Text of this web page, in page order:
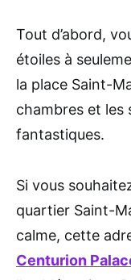
Tout d’abord,
étoiles à
la place Saint-
chambres et les
fantastiques.
Si vous
quartier Saint-
calme, cette
Centurion